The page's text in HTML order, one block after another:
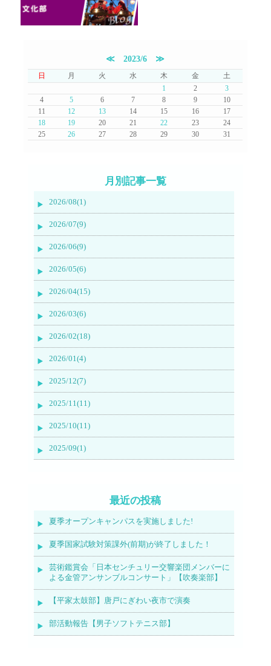
≪2023/6 ≫
日 月 火 水 木 金
土
1
2
3
4
5 6 7 8 9
10
11
12 13 14 15 16
17
18
19 20 21 22 23
24
25
26 27 28 29 30 31
月別記事一覧
2026/08(1)
2026/07(9)
2026/06(9)
2026/05(6)
2026/04(15)
2026/03(6)
2026/02(18)
2026/01(4)
2025/12(7)
2025/11(11)
2025/10(11)
2025/09(1)
最近の投稿
夏季オープンキャンパスを実施しました!
夏季国家試験対策課外(前期)が終了しました！
芸術鑑賞会「日本センチュリー交響楽団メンバーに
よる金管アンサンブルコンサート」【吹奏楽部】
【平家太鼓部】唐戸にぎわい夜市で演奏
部活動報告【男子ソフトテニス部】